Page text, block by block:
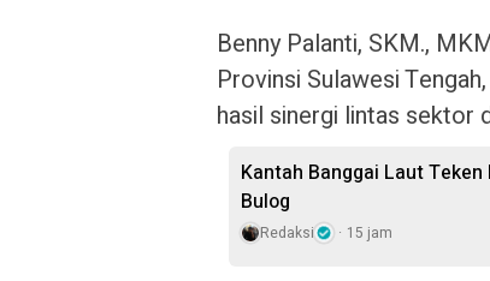
Benny Palanti, SKM.,
Provinsi Sulawesi
hasil sinergi lintas sektor
Kantah Banggai Laut
Bulog
Redaksi 15 jam